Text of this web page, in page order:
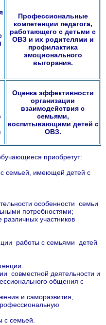
Профессиональные
компетенции педагога,
работающего с детьми с
ОВЗ и их родителями и
профилактика
эмоционального
выгорания.
Оценка эффективности
организации
взаимодействия с
семьями,
воспитывающими детей с
ОВЗ.
приобретут:
семьей, имеющей детей с
особенности семьи
потребностями;
различных участников
работы с семьями детей
совместной деятельности и
общения с
и саморазвития,
семьей.